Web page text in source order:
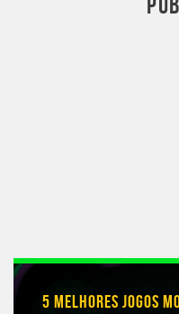
5 MELHORES JOGOS